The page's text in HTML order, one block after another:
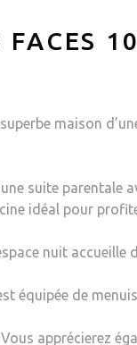
maison
suite parentale
idéal pour
nuit
équipée de
Vous apprécierez